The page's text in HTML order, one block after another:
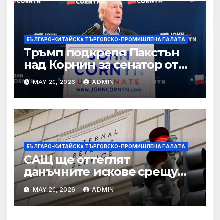
БЪЛГАРО-КИТАЙСКА ТЪРГОВСКО-ПРОМИШЛЕНА ПАЛAТА
Тръмп подкрепя Пакстън
над Корнин за сенатор от
Тексас в шокираща
подкрепа
MAY 20, 2026 ADMIN
БЪЛГАРО-КИТАЙСКА ТЪРГОВСКО-ПРОМИШЛЕНА ПАЛAТА
САЩ ще оттеглят
данъчните искове срещу
Тръмп „завинаги“ в
сделката за съдебно дело с
IRS
MAY 20, 2026 ADMIN